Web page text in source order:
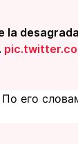
la
его